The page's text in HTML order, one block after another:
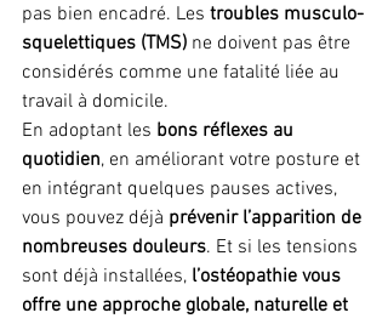
pas bien encadré. Les troubles musculo-
squelettiques (TMS) ne doivent pas être
considérés comme une fatalité liée au
travail à domicile.
En adoptant les bons réflexes au
quotidien, en améliorant votre posture et
en intégrant quelques pauses actives,
vous pouvez déjà prévenir l’apparition de
nombreuses douleurs. Et si les tensions
sont déjà installées, l’ostéopathie vous
offre une approche globale, naturelle et